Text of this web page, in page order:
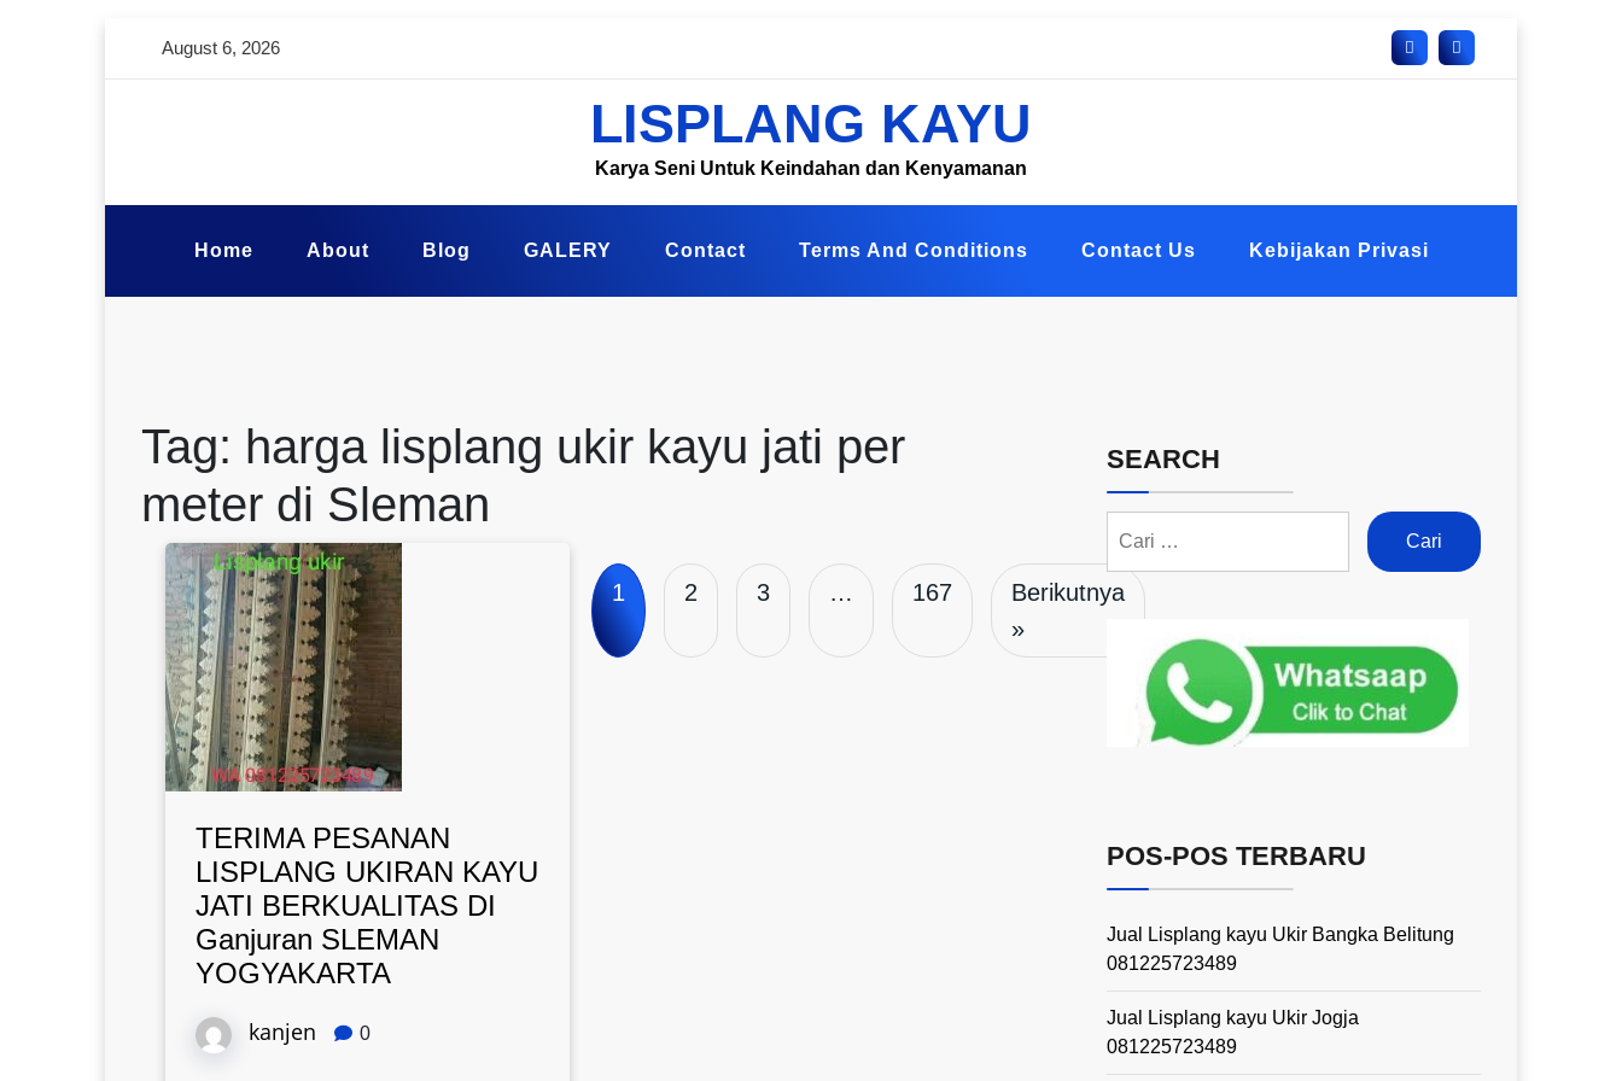
August 6, 2026
LISPLANG KAYU
Karya Seni Untuk Keindahan dan Kenyamanan
Home About Blog GALERY Contact Terms And Conditions Contact Us Kebijakan Privasi
Tag: harga lisplang ukir kayu jati per
meter di Sleman
TERIMA PESANAN
LISPLANG UKIRAN KAYU
JATI BERKUALITAS DI
Ganjuran SLEMAN
YOGYAKARTA
kanjen 0
1 2 3 … 167
Berikutnya
»
SEARCH
POS-POS TERBARU
Jual Lisplang kayu Ukir Bangka Belitung
081225723489
Jual Lisplang kayu Ukir Jogja
081225723489